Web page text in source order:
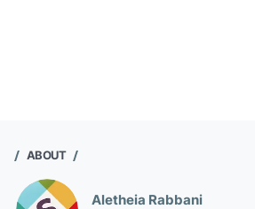
ABOUT
Aletheia Rabbani